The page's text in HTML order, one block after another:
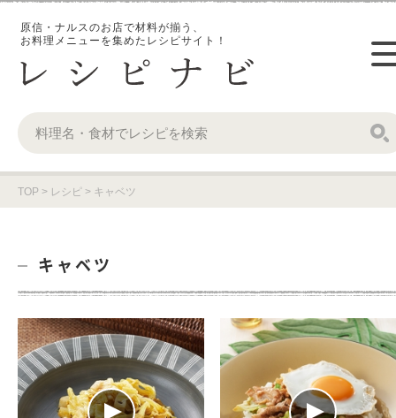
原信・ナルスのお店で材料が揃う、
お料理メニューを集めたレシピサイト！
TOP > レシピ > キャベツ
キャベツ